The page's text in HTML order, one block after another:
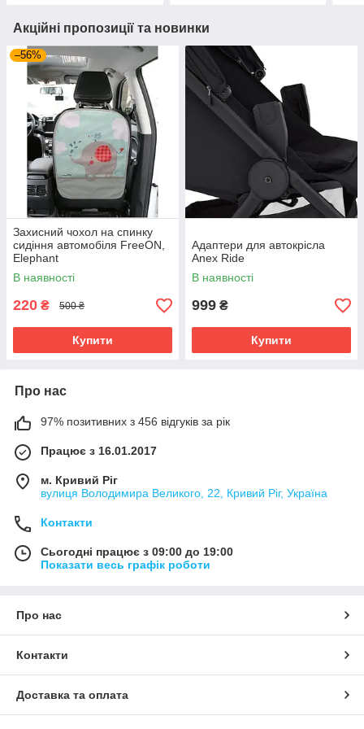
Акційні пропозиції та новинки
–56%
Захисний чохол на спинку
сидіння автомобіля FreeON,
Elephant
В наявності
220 ₴ 500 ₴
Купити
Адаптери для автокрісла
Anex Ride
В наявності
999 ₴
Купити
Про нас
97% позитивних з 456 відгуків за рік
Працює з 16.01.2017
м. Кривий Ріг
вулиця Володимира Великого, 22, Кривий Ріг, Україна
Контакти
Сьогодні працює з 09:00 до 19:00
Показати весь графік роботи
Про нас
Контакти
Доставка та оплата